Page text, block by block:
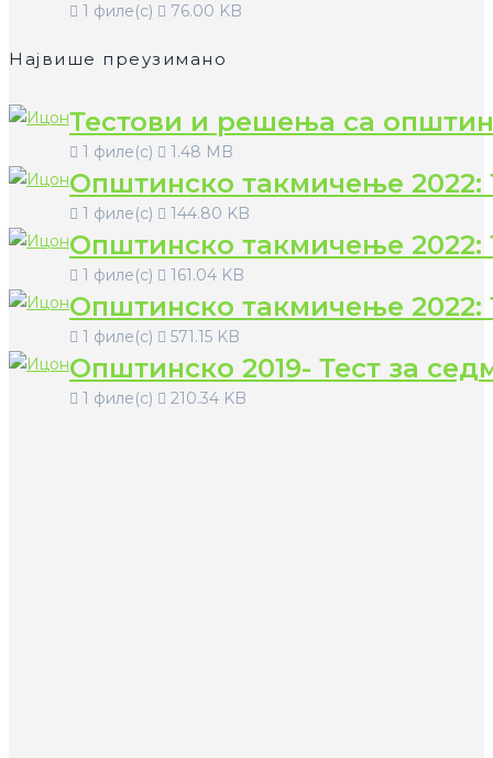
1 филе(с) 76.00 KB
Највише преузимано
Тестови и решења са
1 филе(с) 1.48 MB
Општинско такмичење 2022:
1 филе(с) 144.80 KB
Општинско такмичење 2022:
1 филе(с) 161.04 KB
Општинско такмичење 2022:
1 филе(с) 571.15 KB
Општинско 2019- Тест за
1 филе(с) 210.34 KB